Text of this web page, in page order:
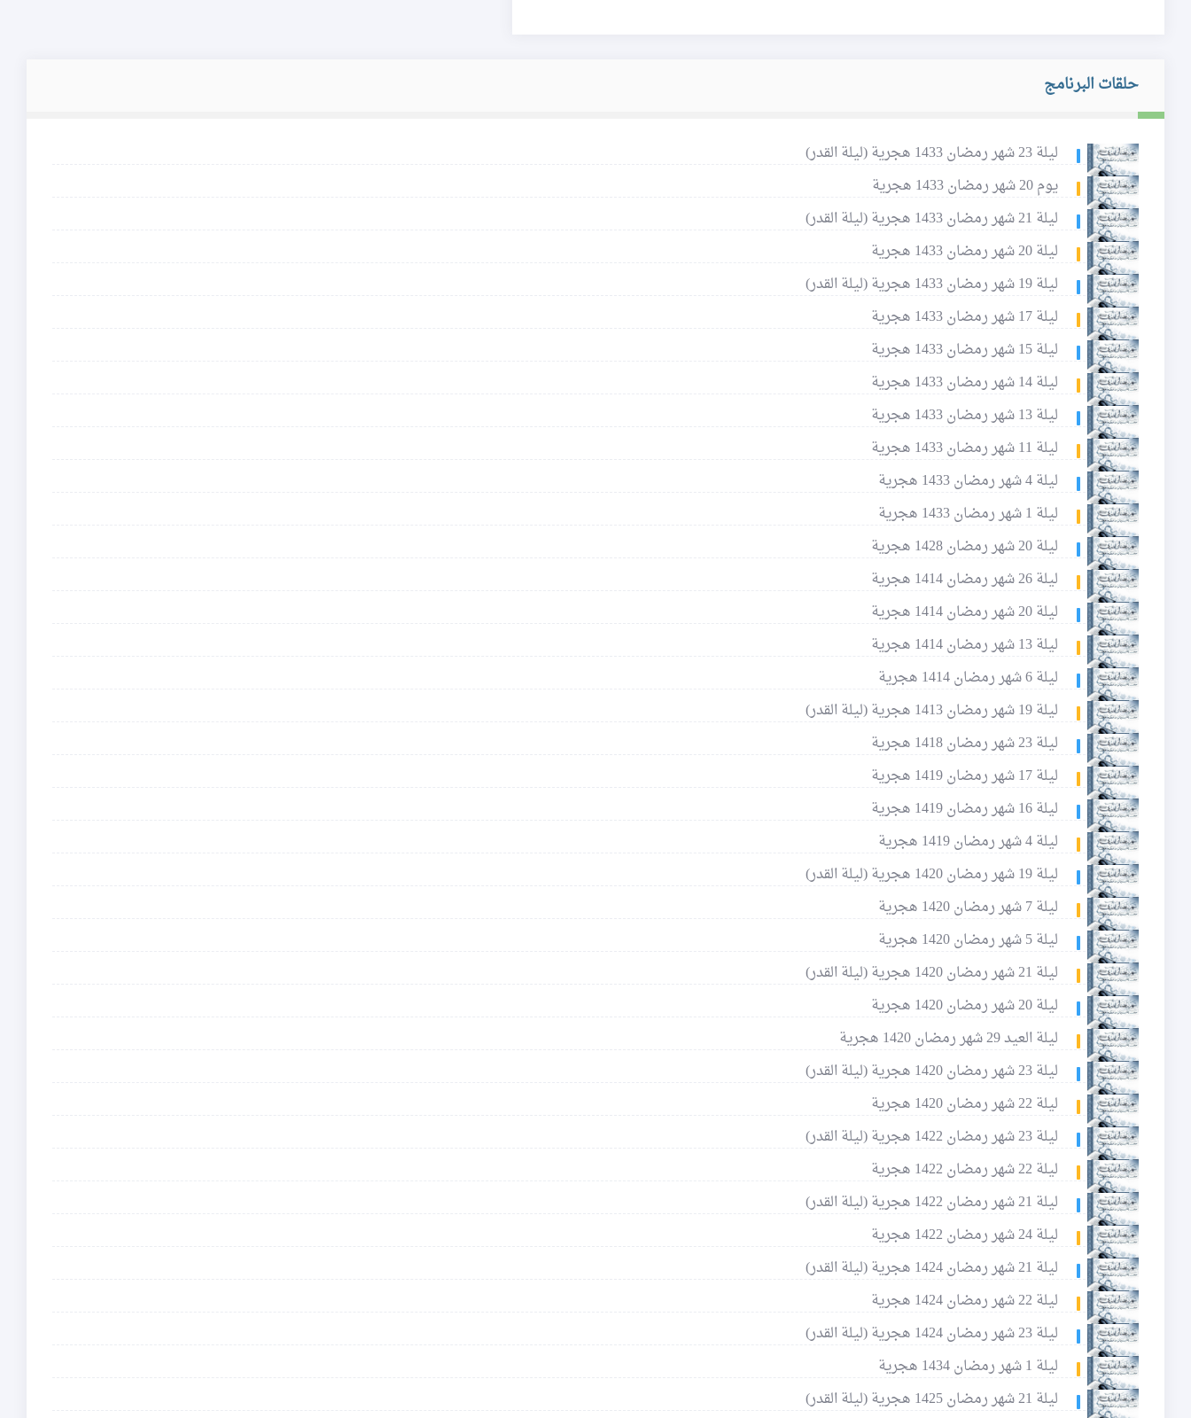
حلقات البرنامج
ليلة 23 شهر رمضان 1433 هجرية (ليلة القدر)
يوم 20 شهر رمضان 1433 هجرية
ليلة 21 شهر رمضان 1433 هجرية (ليلة القدر)
ليلة 20 شهر رمضان 1433 هجرية
ليلة 19 شهر رمضان 1433 هجرية (ليلة القدر)
ليلة 17 شهر رمضان 1433 هجرية
ليلة 15 شهر رمضان 1433 هجرية
ليلة 14 شهر رمضان 1433 هجرية
ليلة 13 شهر رمضان 1433 هجرية
ليلة 11 شهر رمضان 1433 هجرية
ليلة 4 شهر رمضان 1433 هجرية
ليلة 1 شهر رمضان 1433 هجرية
ليلة 20 شهر رمضان 1428 هجرية
ليلة 26 شهر رمضان 1414 هجرية
ليلة 20 شهر رمضان 1414 هجرية
ليلة 13 شهر رمضان 1414 هجرية
ليلة 6 شهر رمضان 1414 هجرية
ليلة 19 شهر رمضان 1413 هجرية (ليلة القدر)
ليلة 23 شهر رمضان 1418 هجرية
ليلة 17 شهر رمضان 1419 هجرية
ليلة 16 شهر رمضان 1419 هجرية
ليلة 4 شهر رمضان 1419 هجرية
ليلة 19 شهر رمضان 1420 هجرية (ليلة القدر)
ليلة 7 شهر رمضان 1420 هجرية
ليلة 5 شهر رمضان 1420 هجرية
ليلة 21 شهر رمضان 1420 هجرية (ليلة القدر)
ليلة 20 شهر رمضان 1420 هجرية
ليلة العيد 29 شهر رمضان 1420 هجرية
ليلة 23 شهر رمضان 1420 هجرية (ليلة القدر)
ليلة 22 شهر رمضان 1420 هجرية
ليلة 23 شهر رمضان 1422 هجرية (ليلة القدر)
ليلة 22 شهر رمضان 1422 هجرية
ليلة 21 شهر رمضان 1422 هجرية (ليلة القدر)
ليلة 24 شهر رمضان 1422 هجرية
ليلة 21 شهر رمضان 1424 هجرية (ليلة القدر)
ليلة 22 شهر رمضان 1424 هجرية
ليلة 23 شهر رمضان 1424 هجرية (ليلة القدر)
ليلة 1 شهر رمضان 1434 هجرية
ليلة 21 شهر رمضان 1425 هجرية (ليلة القدر)